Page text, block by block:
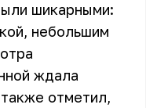
шикарными:
небольшим
ждала
отметил,